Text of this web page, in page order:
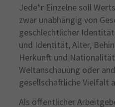
Jede*r Einzelne soll
zwar unabhängig von
geschlechtlicher
und Identität, Alter,
Herkunft und
Weltanschauung oder
gesellschaftliche Vielfalt
Als öffentlicher